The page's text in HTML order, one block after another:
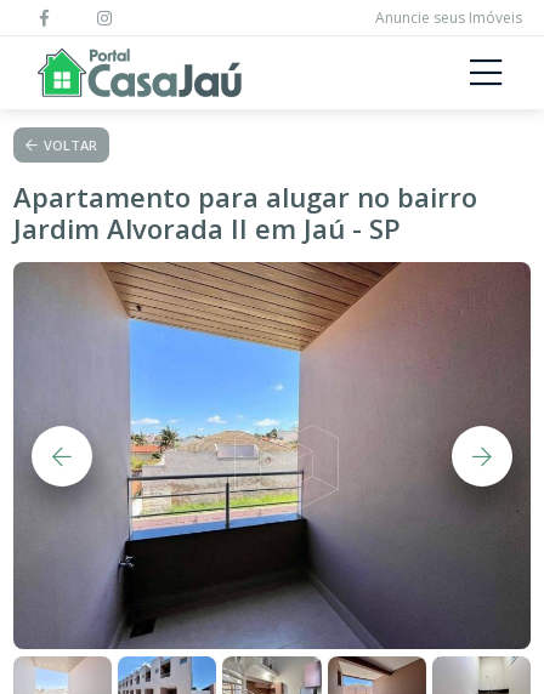
Anuncie seus Imóveis
VOLTAR
Apartamento para alugar no bairro
Jardim Alvorada II em Jaú - SP